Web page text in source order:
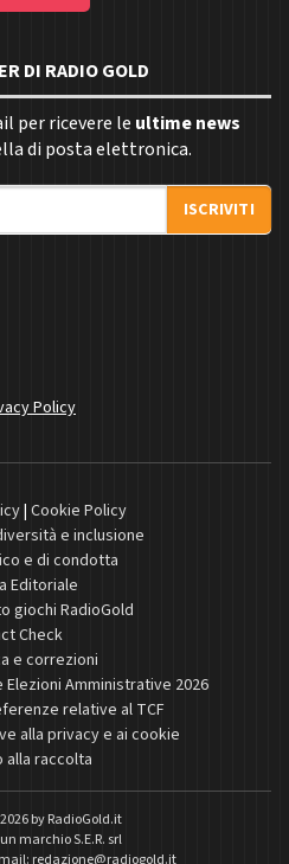
DI RADIO GOLD
per ricevere le ultime news
di posta elettronica.
ISCRIVITI
Policy
| Cookie Policy
e inclusione
e di condotta
Editoriale
giochi RadioGold
Check
e correzioni
Amministrative 2026
relative al TCF
alla privacy e ai cookie
alla raccolta
byRadioGold.it
marchio S.E.R. srl
redazione@radiogold.it